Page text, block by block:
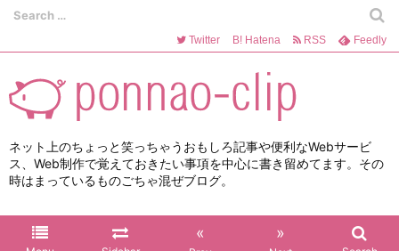
ネット上のちょっと笑っちゃうおもしろ記事や便利なWebサービ
ス、Web制作で覚えておきたい事項を中心に書き留めてます。その
時はまっているものごちゃ混ぜブログ。
« »
Twitter B! Hatena RSS Feedly